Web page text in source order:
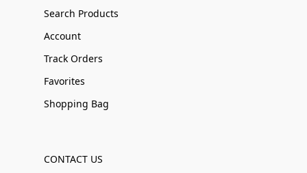
Search Products
Account
Track Orders
Favorites
Shopping Bag
CONTACT US